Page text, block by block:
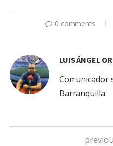
0 comments
LUIS ÁNGEL
Comunicador
Barranquilla.